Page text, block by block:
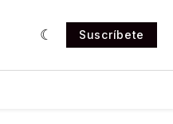
Suscríbete